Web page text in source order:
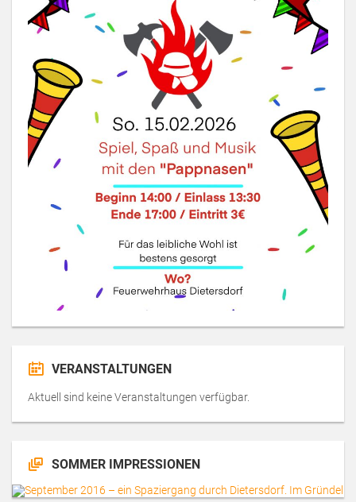
VERANSTALTUNGEN
Aktuell sind keine Veranstaltungen verfügbar.
SOMMER IMPRESSIONEN